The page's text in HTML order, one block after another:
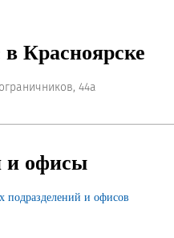
Красноярске
44а
и офисы
подразделений и офисов